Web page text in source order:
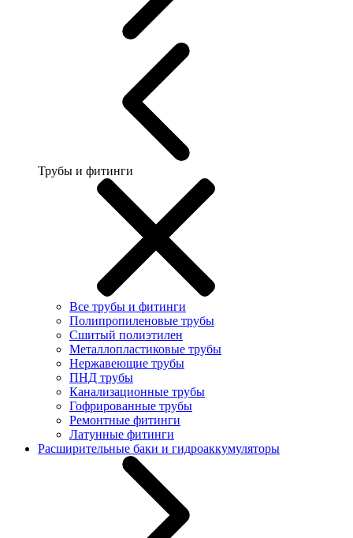
Трубы и фитинги
Все трубы и фитинги
Полипропиленовые трубы
Сшитый полиэтилен
Металлопластиковые трубы
Нержавеющие трубы
ПНД трубы
Канализационные трубы
Гофрированные трубы
Ремонтные фитинги
Латунные фитинги
Расширительные баки и гидроаккумуляторы